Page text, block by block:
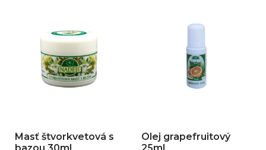
Masť štvorkvetová s
Olej grapefruitový